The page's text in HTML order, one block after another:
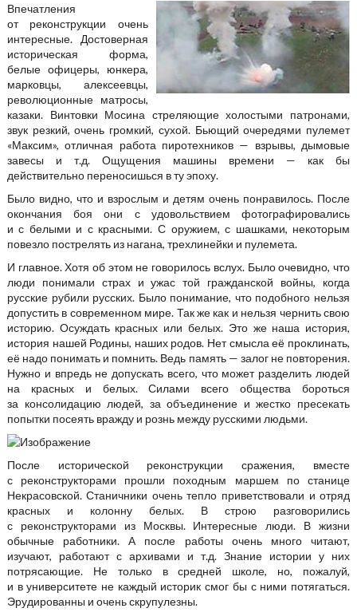
Впечатления
от реконструкции очень
интересные. Достоверная
историческая форма,
белые офицеры, юнкера,
марковцы, алексеевцы,
революционные матросы,
казаки. Винтовки Мосина стреляющие холостыми патронами,
звук резкий, очень громкий, сухой. Бьющий очередями пулемет
«Максим», отличная работа пиротехников — взрывы, дымовые
завесы и т.д. Ощущения машины времени — как бы
действительно переносишься в ту эпоху.
Было видно, что и взрослым и детям очень понравилось. После
окончания боя они с удовольствием фотографировались
и с белыми и с красными. С оружием, с шашками, некоторым
повезло пострелять из нагана, трехлинейки и пулемета.
И главное. Хотя об этом не говорилось вслух. Было очевидно, что
люди понимали страх и ужас той гражданской войны, когда
русские рубили русских. Было понимание, что подобного нельзя
допустить в современном мире. Так же как и нельзя чернить свою
историю. Осуждать красных или белых. Это же наша история,
история нашей Родины, наших родов. Нет смысла её проклинать,
её надо понимать и помнить. Ведь память — залог не повторения.
Нужно и впредь не допускать всего, что может разделить людей
на красных и белых. Силами всего общества бороться
за консолидацию людей, за объединение и жестко пресекать
попытки посеять вражду и рознь между русскими людьми.
После исторической реконструкции сражения, вместе
с реконструкторами прошли походным маршем по станице
Некрасовской. Станичники очень тепло приветствовали и отряд
красных и колонну белых. В строю разговорились
с реконструкторами из Москвы. Интересные люди. В жизни
обычные работники. А после работы очень много читают,
изучают, работают с архивами и т.д. Знание истории у них
потрясающие. Не только в средней школе, но, пожалуй,
и в университете не каждый историк смог бы с ними потягаться.
Эрудированны и очень скрупулезны.